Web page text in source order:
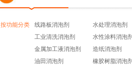
按功能分类 线路板消泡剂 水处理消泡剂
工业清洗消泡剂
水性涂料消泡剂
金属加工液消泡剂
造纸消泡剂
油田消泡剂
橡胶树脂消泡剂